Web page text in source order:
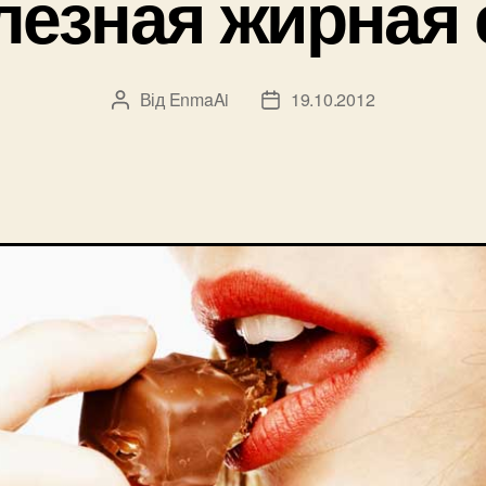
Автор
Від EnmaAi
Дата19.10.2012